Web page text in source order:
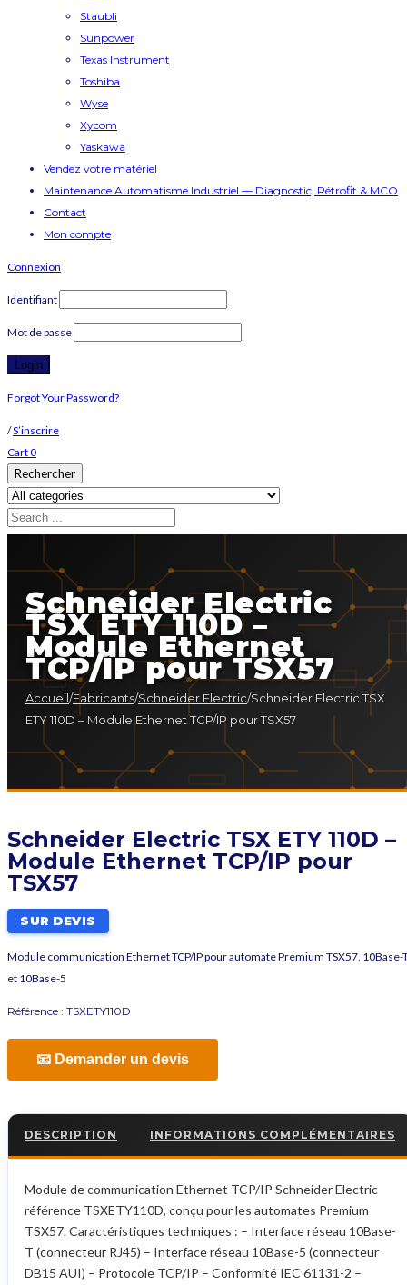
Staubli
Sunpower
Texas Instrument
Toshiba
Wyse
Xycom
Yaskawa
Vendez votre matériel
Maintenance Automatisme Industriel — Diagnostic, Rétrofit & MCO
Contact
Mon compte
Connexion
Identifiant
Mot de passe
Forgot Your Password?
/S’inscrire
Cart0
Rechercher
Schneider Electric
TSX ETY 110D –
Module Ethernet
TCP/IP pour TSX57
Accueil/Fabricants/Schneider Electric/Schneider Electric TSX
ETY 110D – Module Ethernet TCP/IP pour TSX57
Schneider Electric TSX ETY 110D –
Module Ethernet TCP/IP pour
TSX57
SUR DEVIS
Module communication Ethernet TCP/IP pour automate Premium TSX57, 10Base-
et 10Base-5
Référence : TSXETY110D
📧 Demander un devis
DESCRIPTION INFORMATIONS COMPLÉMENTAIRES
Module de communication Ethernet TCP/IP Schneider Electric
référence TSXETY110D, conçu pour les automates Premium
TSX57. Caractéristiques techniques : – Interface réseau 10Base-
T (connecteur RJ45) – Interface réseau 10Base-5 (connecteur
DB15 AUI) – Protocole TCP/IP – Conformité IEC 61131-2 –